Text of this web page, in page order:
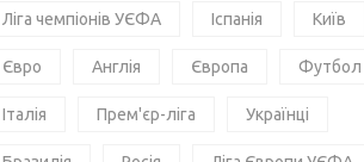
Ліга чемпіонів УЄФА Іспанія Київ
Євро Англія Європа Футбол
Італія Прем'єр-ліга Українці